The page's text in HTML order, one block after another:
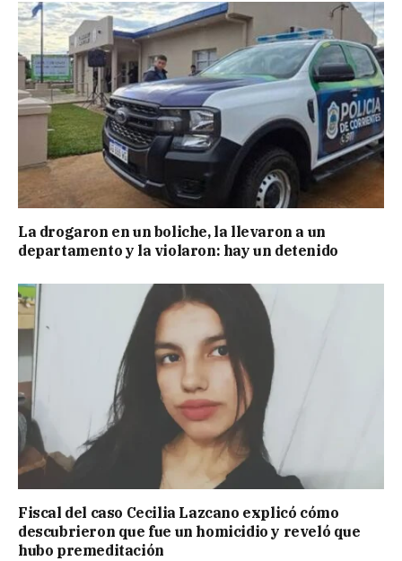
La drogaron en un boliche, la llevaron a un
departamento y la violaron: hay un detenido
Fiscal del caso Cecilia Lazcano explicó cómo
descubrieron que fue un homicidio y reveló que
hubo premeditación